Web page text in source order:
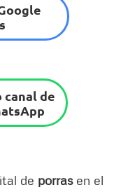
de
de porrasen el